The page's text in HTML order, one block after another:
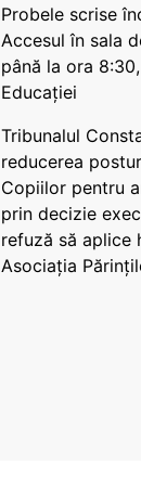
Probele scrise
Accesul în sala
până la ora
Educației
Tribunalul
reducerea
Copiilor pentru
prin decizie
refuză să aplice
Asociația